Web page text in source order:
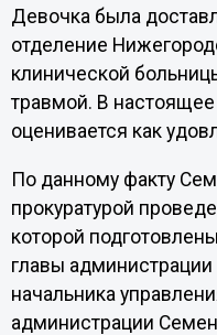
Девочка была
отделение
клинической
травмой. В
оценивается как
По данному факту
прокуратурой
которой
главы
начальника
администрации